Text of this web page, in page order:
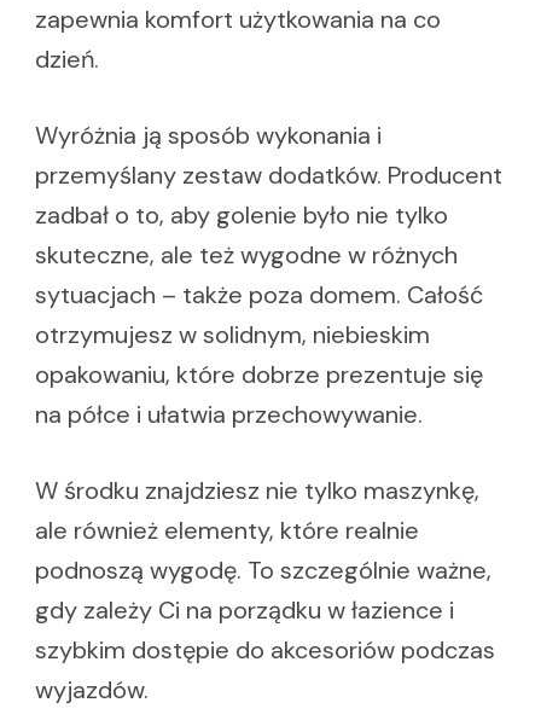
zapewnia komfort użytkowania na co
dzień.
Wyróżnia ją sposób wykonania i
przemyślany zestaw dodatków. Producent
zadbał o to, aby golenie było nie tylko
skuteczne, ale też wygodne w różnych
sytuacjach – także poza domem. Całość
otrzymujesz w solidnym, niebieskim
opakowaniu, które dobrze prezentuje się
na półce i ułatwia przechowywanie.
W środku znajdziesz nie tylko maszynkę,
ale również elementy, które realnie
podnoszą wygodę. To szczególnie ważne,
gdy zależy Ci na porządku w łazience i
szybkim dostępie do akcesoriów podczas
wyjazdów.